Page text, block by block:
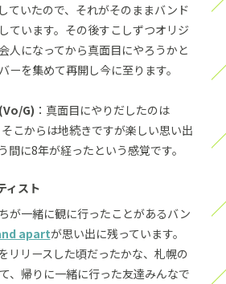
ていたので、それがそのままバンド
ています。その後すこしずつオリジ
人になってから真面目にやろうかと
ーを集めて再開し今に至ります。
G) ：真面目にやりだしたのは
こからは地続きですが楽しい思い出
間に8年が経ったという感覚です。
ィスト
が一緒に観に行ったことがあるバン
apartが思い出に残っています。
リリースした頃だったかな、札幌の
、帰りに一緒に行った友達みんなで